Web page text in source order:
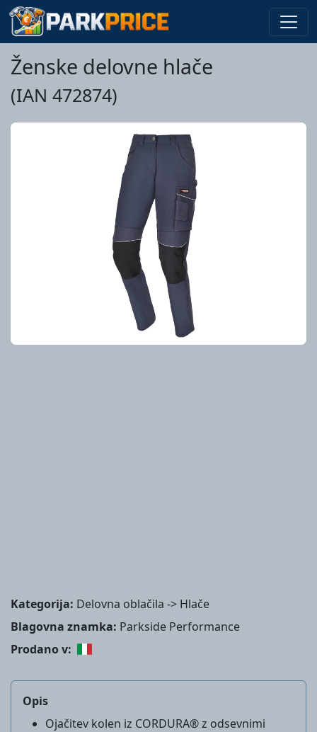
Ženske delovne hlače
(IAN 472874)
Kategorija: Delovna oblačila -> Hlače
Blagovna znamka: Parkside Performance
Prodano v:
Opis
Ojačitev kolen iz CORDURA® z odsevnimi